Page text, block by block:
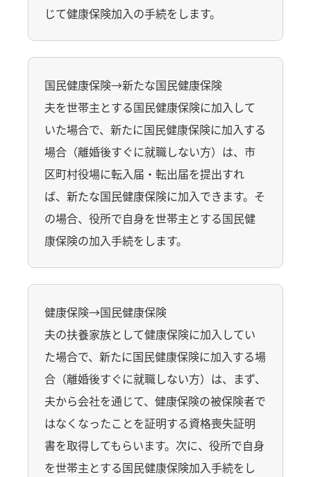
じて健康保険加入の手続をします。
国民健康保険→新たな国民健康保険
夫を世帯主とする国民健康保険に加入して
いた場合で、新たに国民健康保険に加入する
場合（離婚後すぐに就職しない方）は、市
区町村役場に転入届・転出届を提出すれ
ば、新たな国民健康保険に加入できます。そ
の場合、役所で自身を世帯主とする国民健
康保険の加入手続をします。
健康保険→国民健康保険
夫の扶養家族として健康保険に加入してい
た場合で、新たに国民健康保険に加入する場
合（離婚後すぐに就職しない方）は、まず、
夫から会社を通じて、健康保険の被保険者で
はなくなったことを証明する資格喪失証明
書を取得してもらいます。次に、役所で自身
を世帯主とする国民健康保険加入手続をし